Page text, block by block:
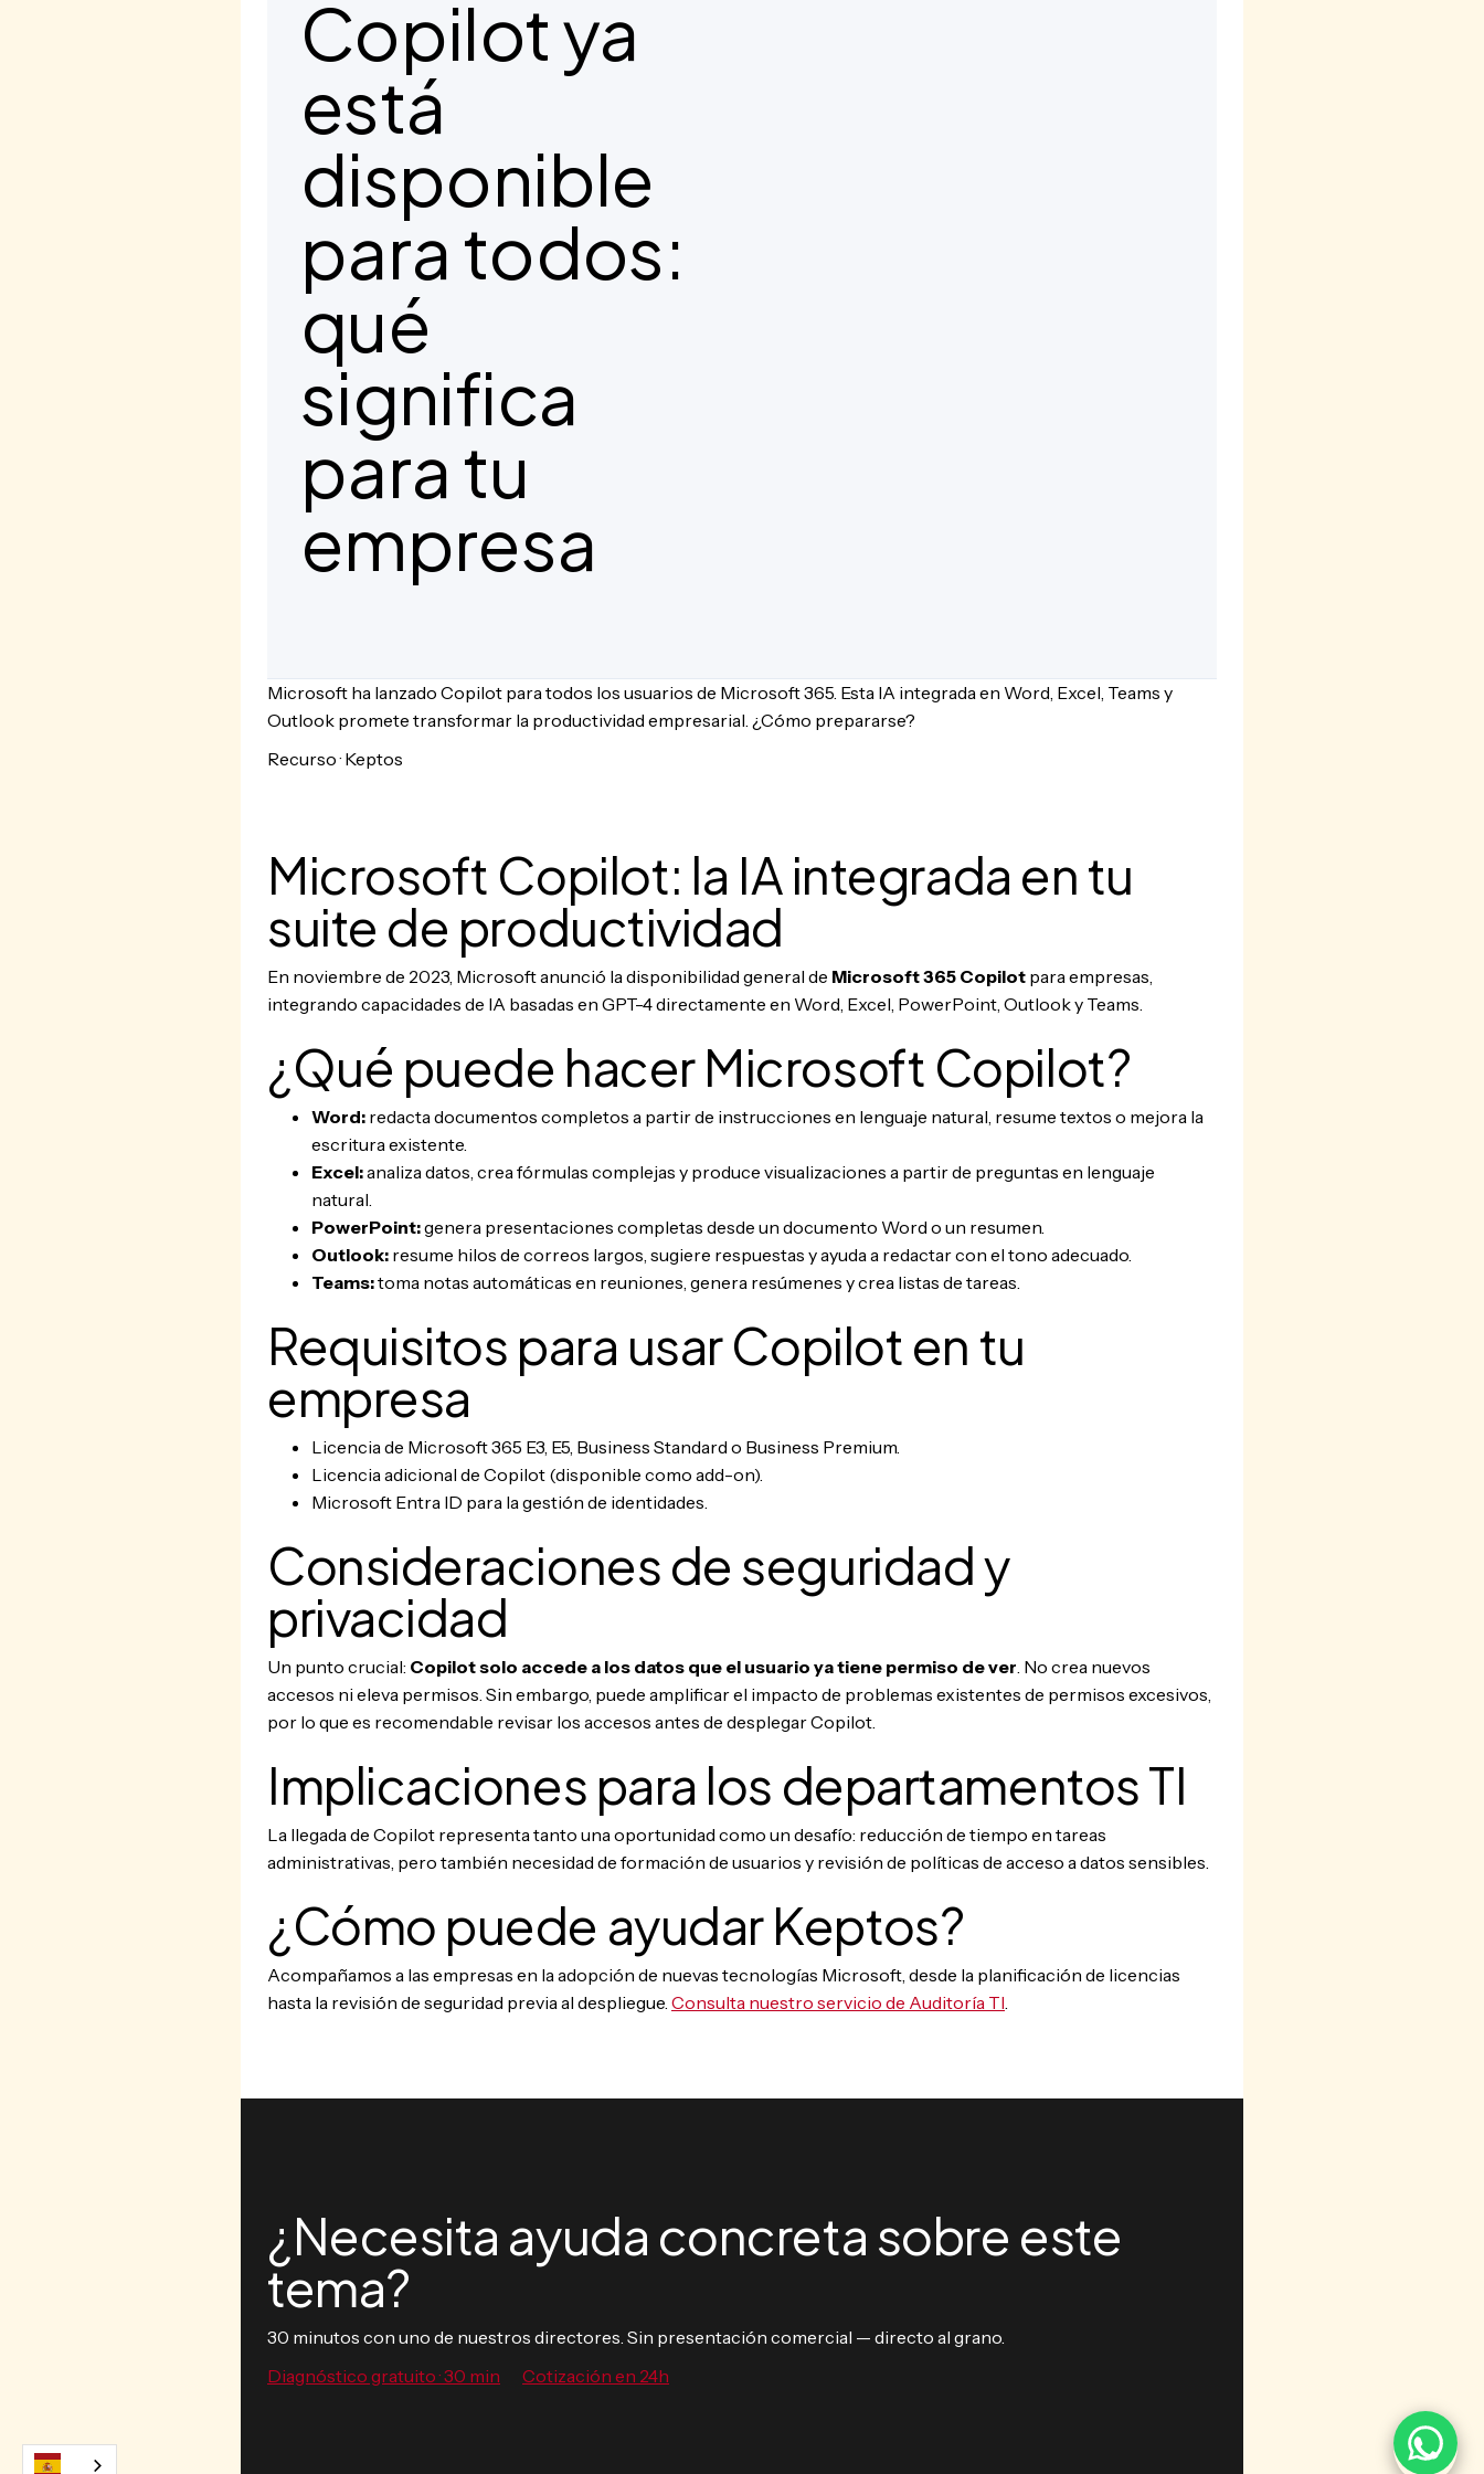
Copilot ya
está
disponible
para todos:
qué
significa
para tu
empresa
Microsoft ha lanzado Copilot para todos los usuarios de Microsoft 365. Esta IA integrada en Word, Excel, Teams y
Outlook promete transformar la productividad empresarial. ¿Cómo prepararse?
Recurso · Keptos
Microsoft Copilot: la IA integrada en tu
suite de productividad
En noviembre de 2023, Microsoft anunció la disponibilidad general de Microsoft 365 Copilot para empresas,
integrando capacidades de IA basadas en GPT-4 directamente en Word, Excel, PowerPoint, Outlook y Teams.
¿Qué puede hacer Microsoft Copilot?
Word: redacta documentos completos a partir de instrucciones en lenguaje natural, resume textos o mejora la
escritura existente.
Excel:analiza datos, crea fórmulas complejas y produce visualizaciones a partir de preguntas en lenguaje
natural.
PowerPoint:genera presentaciones completas desde un documento Word o un resumen.
Outlook: resume hilos de correos largos, sugiere respuestas y ayuda a redactar con el tono adecuado.
Teams:toma notas automáticas en reuniones, genera resúmenes y crea listas de tareas.
Requisitos para usar Copilot en tu
empresa
Licencia de Microsoft 365 E3, E5, Business Standard o Business Premium.
Licencia adicional de Copilot (disponible como add-on).
Microsoft Entra ID para la gestión de identidades.
Consideraciones de seguridad y
privacidad
Un punto crucial: Copilot solo accede a los datos que el usuario ya tiene permiso de ver. No crea nuevos
accesos ni eleva permisos. Sin embargo, puede amplificar el impacto de problemas existentes de permisos excesivos,
por lo que es recomendable revisar los accesos antes de desplegar Copilot.
Implicaciones para los departamentos TI
La llegada de Copilot representa tanto una oportunidad como un desafío: reducción de tiempo en tareas
administrativas, pero también necesidad de formación de usuarios y revisión de políticas de acceso a datos sensibles.
¿Cómo puede ayudar Keptos?
Acompañamos a las empresas en la adopción de nuevas tecnologías Microsoft, desde la planificación de licencias
hasta la revisión de seguridad previa al despliegue. Consulta nuestro servicio de Auditoría TI.
¿Necesita ayuda concreta sobre este
tema?
30 minutos con uno de nuestros directores. Sin presentación comercial — directo al grano.
Diagnóstico gratuito · 30 min
Cotización en 24h